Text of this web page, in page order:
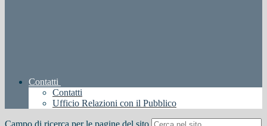
Contatti
Contatti
Ufficio Relazioni con il Pubblico